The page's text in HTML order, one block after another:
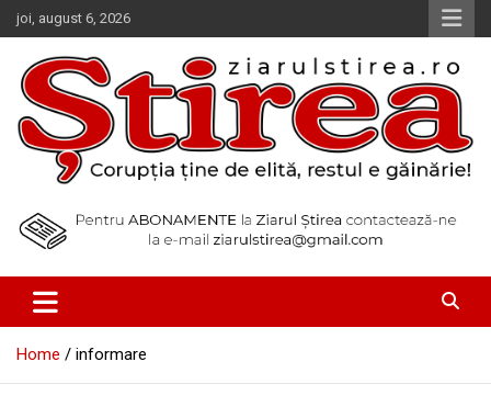
Skip
to
content
joi, august 6, 2026
Ziarul Știrea
Home informare